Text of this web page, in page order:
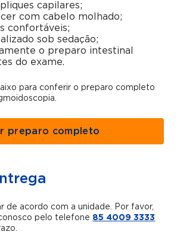
capilares;
com cabelo molhado;
confortáveis;
sob sedação;
o preparo intestinal
do exame.
para conferir o preparo completo
preparo completo
de acordo com a unidade. Por favor,
pelo telefone 85 4009 3333